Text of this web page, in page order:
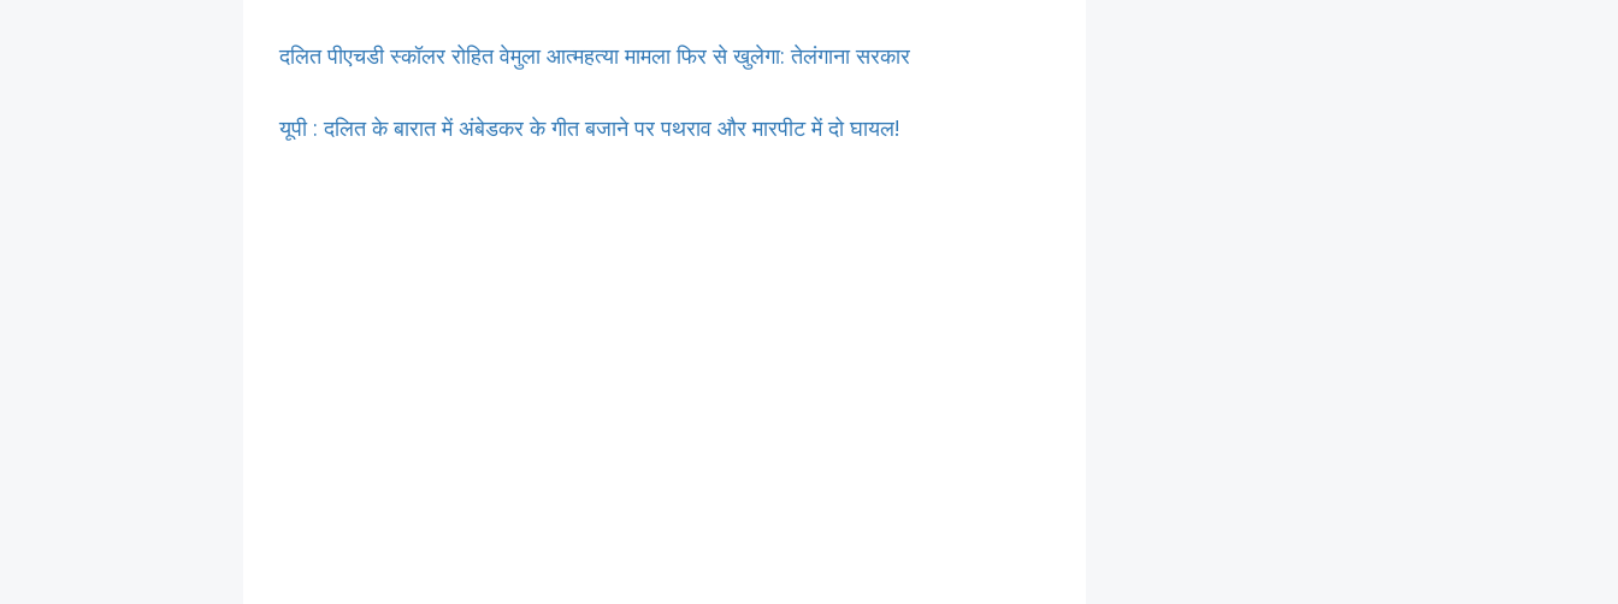
दलित पीएचडी स्कॉलर रोहित वेमुला आत्महत्या मामला फिर से खुलेगा: तेलंगाना सरकार
यूपी : दलित के बारात में अंबेडकर के गीत बजाने पर पथराव और मारपीट में दो घायल!